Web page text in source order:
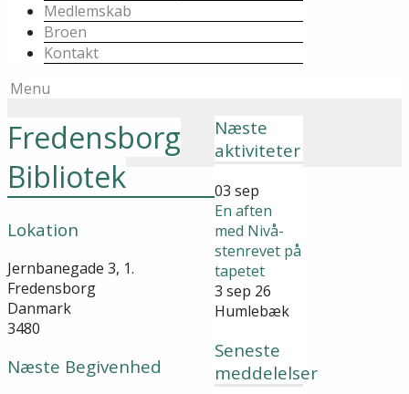
Medlemskab
Broen
Kontakt
Menu
Næste
aktiviteter
03 sep
En aften
med Nivå-
stenrevet på
tapetet
3 sep 26
Humlebæk
Seneste
meddelelser
Fredensborg
Bibliotek
Lokation
Jernbanegade 3, 1.
Fredensborg
Danmark
3480
Næste Begivenhed